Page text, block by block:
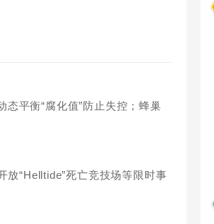
平衡“腐化值”防止失控；蜂巢
“Helltide”死亡竞技场等限时事